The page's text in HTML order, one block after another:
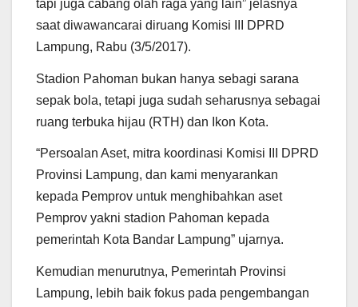
tapi juga cabang olah raga yang lain” jelasnya
saat diwawancarai diruang Komisi III DPRD
Lampung, Rabu (3/5/2017).
Stadion Pahoman bukan hanya sebagi sarana
sepak bola, tetapi juga sudah seharusnya sebagai
ruang terbuka hijau (RTH) dan Ikon Kota.
“Persoalan Aset, mitra koordinasi Komisi III DPRD
Provinsi Lampung, dan kami menyarankan
kepada Pemprov untuk menghibahkan aset
Pemprov yakni stadion Pahoman kepada
pemerintah Kota Bandar Lampung” ujarnya.
Kemudian menurutnya, Pemerintah Provinsi
Lampung, lebih baik fokus pada pengembangan